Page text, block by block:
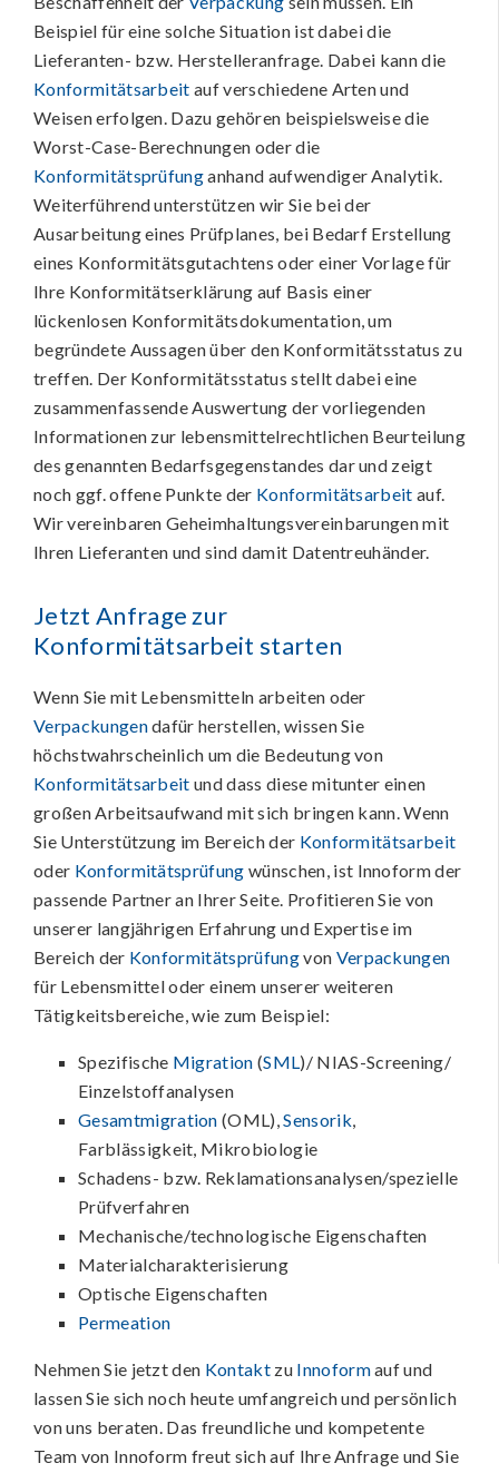
Beispiel für eine solche Situation ist dabei die
Lieferanten- bzw. Herstelleranfrage. Dabei kann die
Konformitätsarbeit auf verschiedene Arten und
Weisen erfolgen. Dazu gehören beispielsweise die
Worst-Case-Berechnungen oder die
Konformitätsprüfunganhand aufwendiger Analytik.
Weiterführend unterstützen wir Sie bei der
Ausarbeitung eines Prüfplanes, bei Bedarf Erstellung
eines Konformitätsgutachtens oder einer Vorlage für
Ihre Konformitätserklärung auf Basis einer
lückenlosen Konformitätsdokumentation, um
begründete Aussagen über den Konformitätsstatus zu
treffen. Der Konformitätsstatus stellt dabei eine
zusammenfassende Auswertung der vorliegenden
Informationen zur lebensmittelrechtlichen Beurteilung
des genannten Bedarfsgegenstandes dar und zeigt
noch ggf. offene Punkte der Konformitätsarbeit auf.
Wir vereinbaren Geheimhaltungsvereinbarungen mit
Ihren Lieferanten und sind damit Datentreuhänder.
Jetzt Anfrage zur
Konformitätsarbeit starten
Wenn Sie mit Lebensmitteln arbeiten oder
Verpackungendafür herstellen, wissen Sie
höchstwahrscheinlich um die Bedeutung von
Konformitätsarbeit und dass diese mitunter einen
großen Arbeitsaufwand mit sich bringen kann. Wenn
Sie Unterstützung im Bereich der Konformitätsarbeit
oder Konformitätsprüfung wünschen, ist Innoform der
passende Partner an Ihrer Seite. Profitieren Sie von
unserer langjährigen Erfahrung und Expertise im
Bereich der Konformitätsprüfungvon Verpackungen
für Lebensmittel oder einem unserer weiteren
Tätigkeitsbereiche, wie zum Beispiel:
Spezifische Migration (SML)/ NIAS-Screening/
Einzelstoffanalysen
Gesamtmigration (OML),Sensorik,
Farblässigkeit, Mikrobiologie
Schadens- bzw. Reklamationsanalysen/spezielle
Prüfverfahren
Mechanische/technologische Eigenschaften
Materialcharakterisierung
Optische Eigenschaften
Permeation
Nehmen Sie jetzt den Kontaktzu Innoformauf und
lassen Sie sich noch heute umfangreich und persönlich
von uns beraten. Das freundliche und kompetente
Team von Innoform freut sich auf Ihre Anfrage und Sie